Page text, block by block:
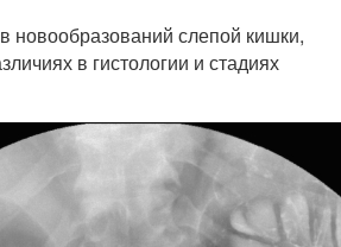
новообразований слепой кишки,
в гистологии и стадиях